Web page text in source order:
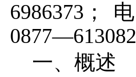
6986373 ；
0877―
一、概述